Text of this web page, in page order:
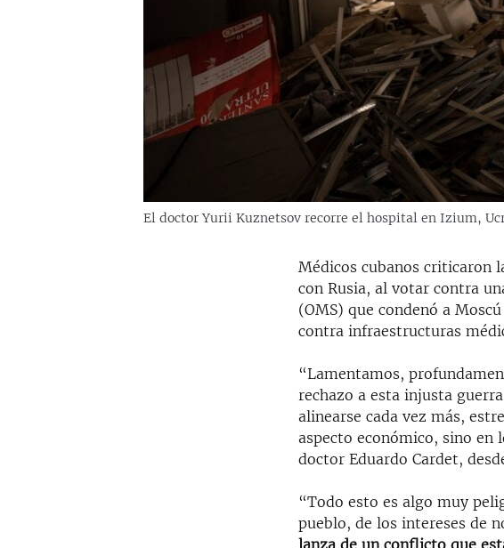
LA INVASIÓN DE RUSIA A UCRANIA
El doctor Yurii Kuznetsov recorre el hospital en Izium,
Médicos cubanos criticaron
con Rusia, al votar contra
(OMS) que condenó a
contra infraestructuras
“Lamentamos,
rechazo a esta injusta
alinearse cada vez más,
aspecto económico, sino
doctor Eduardo Cardet,
“Todo esto es algo muy
pueblo, de los intereses de